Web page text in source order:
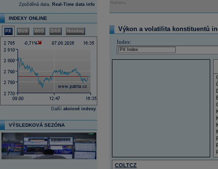
Zpožděná data, Real-Time data info
INDEXY ONLINE
PX BUX WIG DAX Nasdaq
Další akciové indexy
VÝSLEDKOVÁ SEZÓNA
Reklama
Výkon a volatilita konstituentů
Index:
COLTCZ